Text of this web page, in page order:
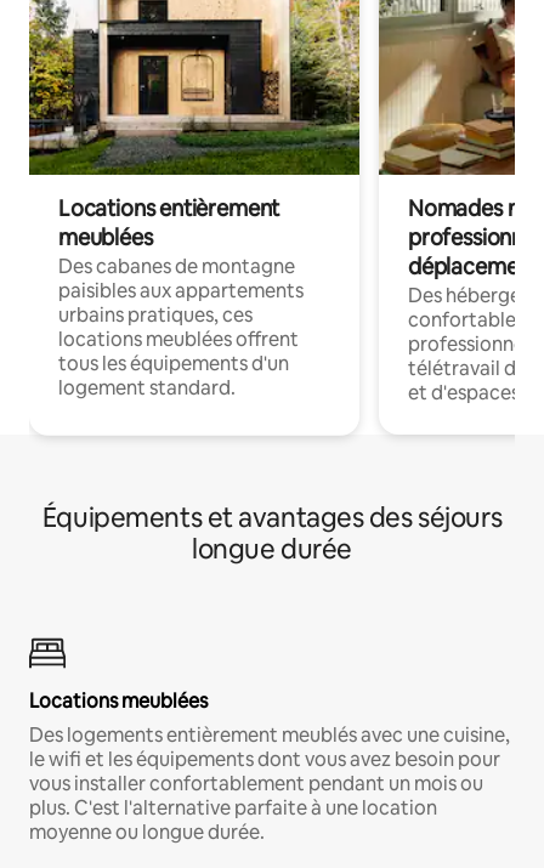
Locations entièrement
meublées
Des cabanes de montagne
paisibles aux appartements
urbains pratiques, ces
locations meublées offrent
tous les équipements d'un
logement standard.
Nomades
déplacement
Des
confortables
professionnels
télétravail
et d'espaces
Équipements et avantages des séjours
longue durée
Locations meublées
Des logements entièrement meublés avec une cuisine,
le wifi et les équipements dont vous avez besoin pour
vous installer confortablement pendant un mois ou
plus. C'est l'alternative parfaite à une location
moyenne ou longue durée.